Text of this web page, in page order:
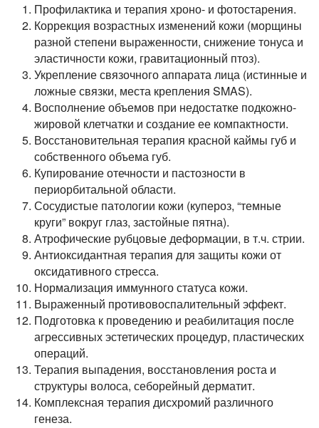
Профилактика и терапия хроно- и фотостарения.
Коррекция возрастных изменений кожи (морщины
разной степени выраженности, снижение тонуса и
эластичности кожи, гравитационный птоз).
Укрепление связочного аппарата лица (истинные и
ложные связки, места крепления SMAS).
Восполнение объемов при недостатке подкожно-
жировой клетчатки и создание ее компактности.
Восстановительная терапия красной каймы губ и
собственного объема губ.
Купирование отечности и пастозности в
периорбитальной области.
Сосудистые патологии кожи (купероз, “темные
круги” вокруг глаз, застойные пятна).
Атрофические рубцовые деформации, в т.ч. стрии.
Антиоксидантная терапия для защиты кожи от
оксидативного стресса.
Нормализация иммунного статуса кожи.
Выраженный противовоспалительный эффект.
Подготовка к проведению и реабилитация после
агрессивных эстетических процедур, пластических
операций.
Терапия выпадения, восстановления роста и
структуры волоса, себорейный дерматит.
Комплексная терапия дисхромий различного
генеза.